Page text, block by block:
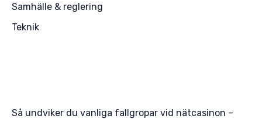
Samhälle & reglering
Teknik
Så undviker du vanliga fallgropar vid nätcasinon –